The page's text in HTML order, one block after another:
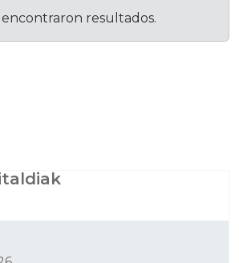
encontraron resultados.